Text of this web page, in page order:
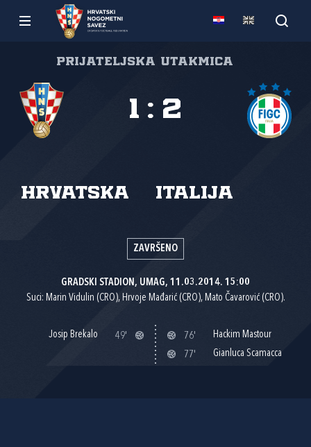
Prijateljska utakmica
Hrvatska Italija
1 : 2
ZAVRŠENO
GRADSKI STADION, UMAG, 11.03.2014. 15:00
Suci: Marin Vidulin (CRO), Hrvoje Mađarić (CRO), Mato Čavarović (CRO).
Josip Brekalo 49' 76'
Hackim Mastour
77'
Gianluca Scamacca